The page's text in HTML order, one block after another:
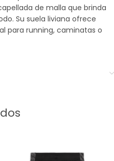
de malla que brinda
Su suela liviana ofrece
para running, caminatas o